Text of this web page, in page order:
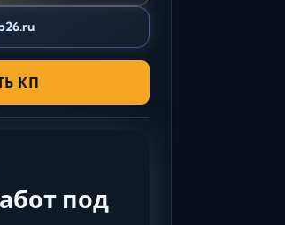
Минеральные Воды
Нальчик
КП
под